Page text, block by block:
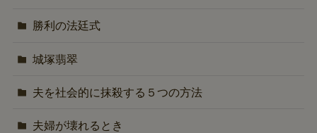
勝利の法廷式
城塚翡翠
夫を社会的に抹殺する５つの方法
夫婦が壊れるとき